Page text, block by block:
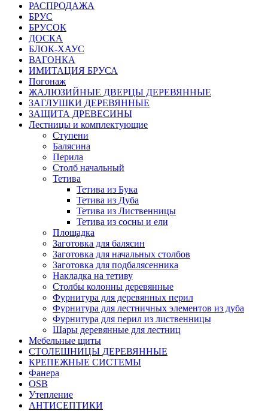
РАСПРОДАЖА
БРУС
БРУСОК
ДОСКА
БЛОК-ХАУС
ВАГОНКА
ИМИТАЦИЯ БРУСА
Погонаж
ЖАЛЮЗИЙНЫЕ ДВЕРЦЫ ДЕРЕВЯННЫЕ
ЗАГЛУШКИ ДЕРЕВЯННЫЕ
ЗАЩИТА ДРЕВЕСИНЫ
Лестницы и комплектующие
Ступени
Балясина
Перила
Столб начальный
Тетива
Тетива из Бука
Тетива из Дуба
Тетива из Лиственницы
Тетива из сосны и ели
Площадка
Заготовка для балясин
Заготовка для начальных столбов
Заготовка для подбалясенника
Накладка на тетиву
Столбы колонны деревянные
Фурнитура для деревянных перил
Фурнитура для лестничных элементов из дуба
Фурнитура для перил из лиственницы
Шары деревянные для лестниц
Мебельные щиты
СТОЛЕШНИЦЫ ДЕРЕВЯННЫЕ
КРЕПЕЖНЫЕ СИСТЕМЫ
Фанера
OSB
Утепление
АНТИСЕПТИКИ